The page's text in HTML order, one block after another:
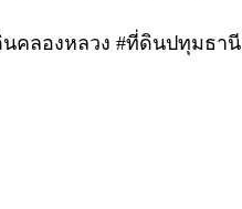
นคลองหลวง #ที่ดินปทุมธานี